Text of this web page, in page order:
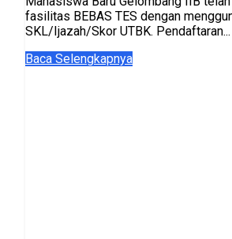
fasilitas BEBAS TES dengan
SKL/Ijazah/Skor UTBK. Pendaftaran...
Baca Selengkapnya